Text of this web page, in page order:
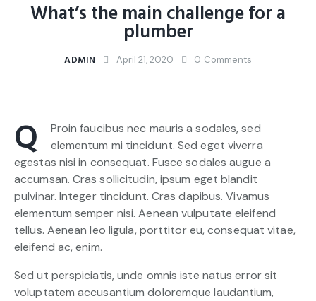
What’s the main challenge for a
plumber
ADMIN April 21, 2020 0 Comments
Q
Proin faucibus nec mauris a sodales, sed
elementum mi tincidunt. Sed eget viverra
egestas nisi in consequat. Fusce sodales augue a
accumsan. Cras sollicitudin, ipsum eget blandit
pulvinar. Integer tincidunt. Cras dapibus. Vivamus
elementum semper nisi. Aenean vulputate eleifend
tellus. Aenean leo ligula, porttitor eu, consequat vitae,
eleifend ac, enim.
Sed ut perspiciatis, unde omnis iste natus error sit
voluptatem accusantium doloremque laudantium,